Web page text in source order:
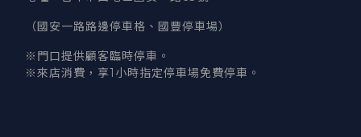
（國安一路路邊停車格、國豐停車場）
※門口提供顧客臨時停車。
※來店消費，享1小時指定停車場免費停車。